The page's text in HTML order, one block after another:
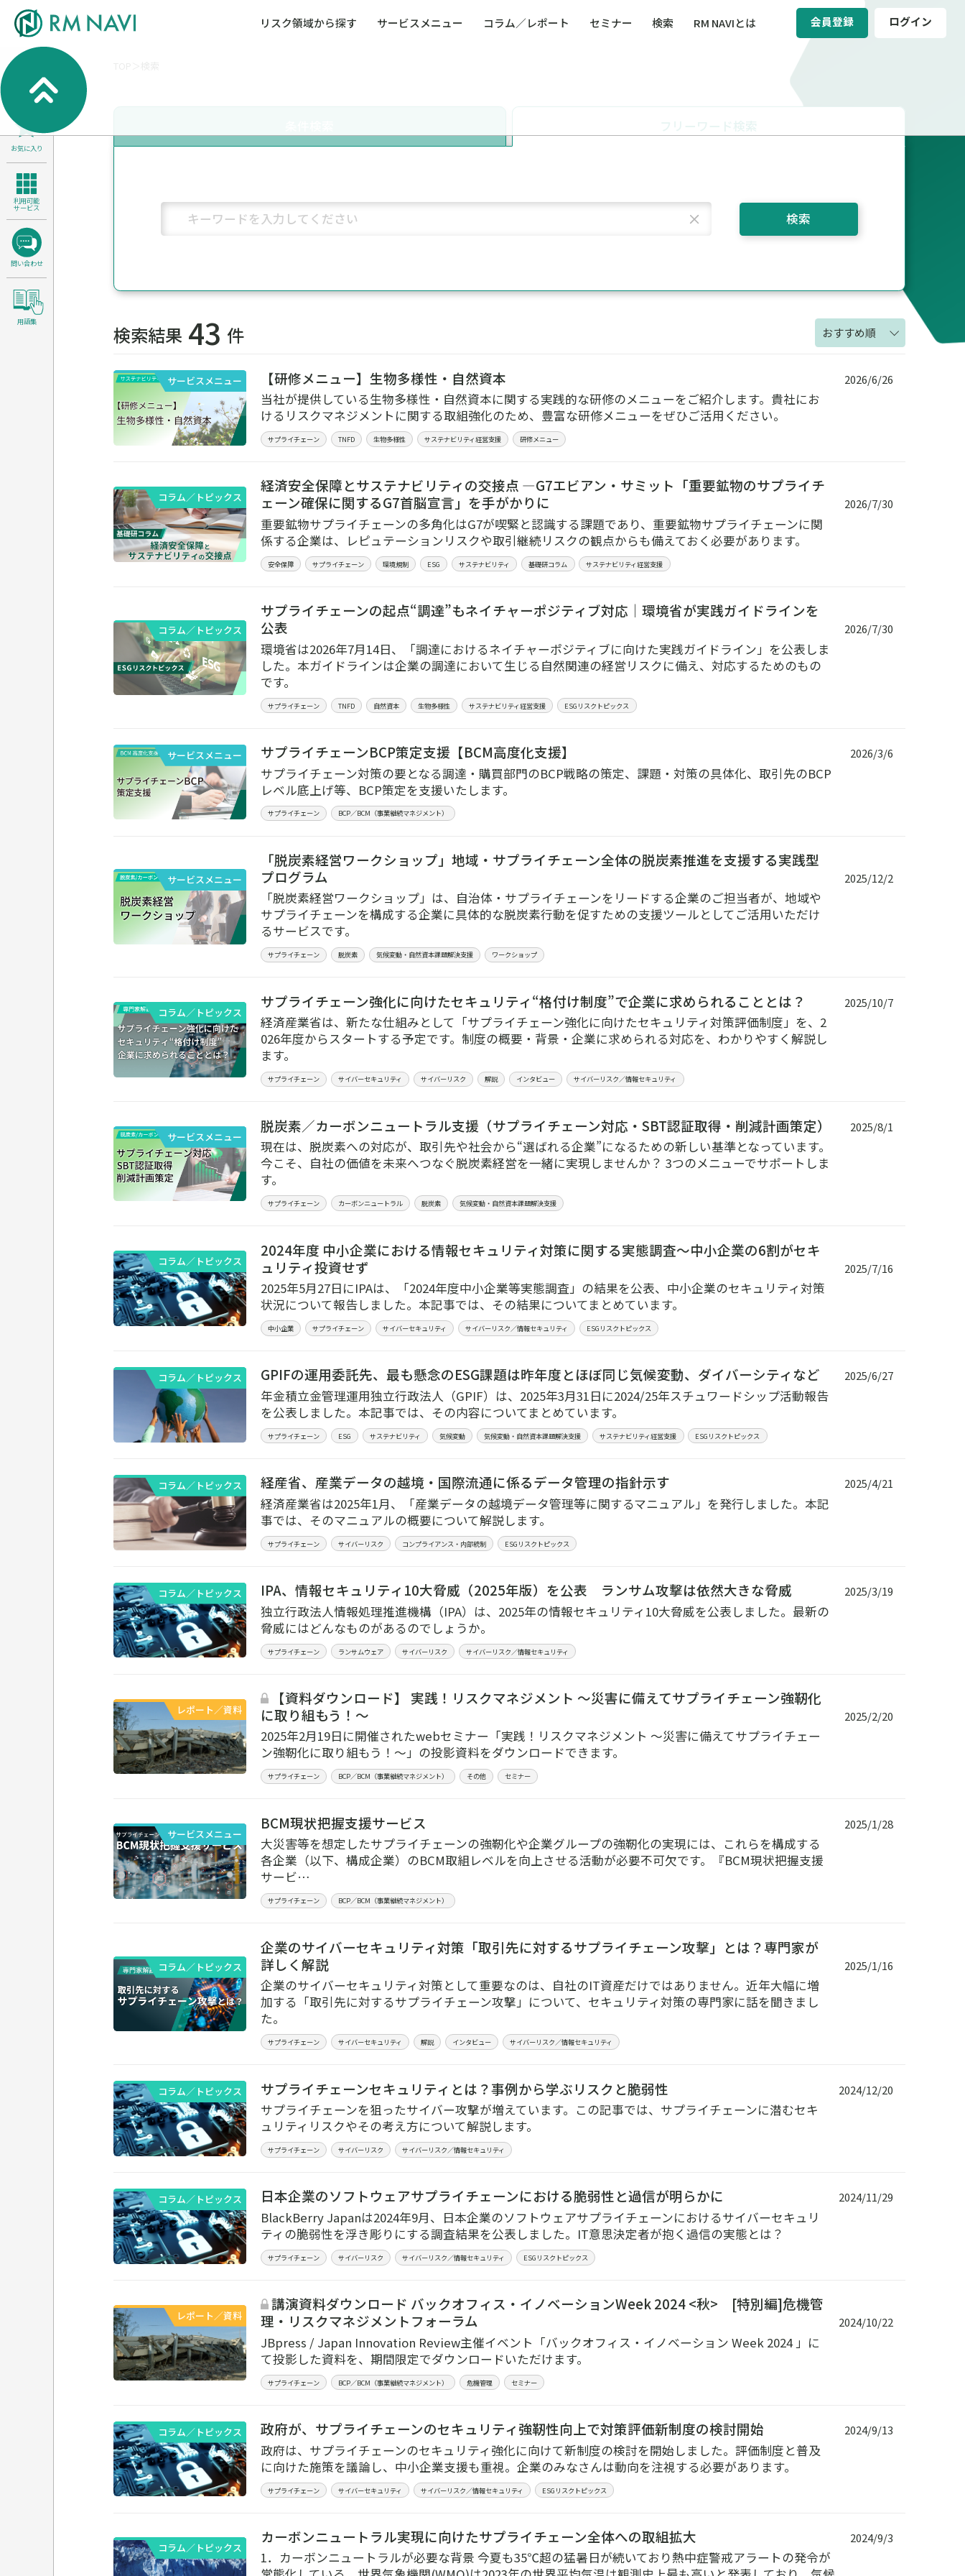
リスク領域から探す サービスメニュー コラム／レポート セミナー 検索 RM NAVIとは 会員登録 ログイン
サイバーリスク／情報セキュリティ
健康経営・人事・組織課題解決支援（含むメンモビリティ（運輸安全・次世代モビリティ）
サステナビリティ経営支援
人権・人的資本課題解決支援
安全文化醸成／労働安全衛生
検索
お気に入り
利用可能
サービス
問い合わせ
用語集
フリーワード検索
検索
検索結果 43 件 おすすめ順
サービスメニュー 【研修メニュー】生物多様性・自然資本
当社が提供している生物多様性・自然資本に関する実践的な研修のメニューをご紹介します。貴社にお
けるリスクマネジメントに関する取組強化のため、豊富な研修メニューをぜひご活用ください。
サプライチェーン TNFD 生物多様性 サステナビリティ経営支援 研修メニュー
2026/6/26
コラム／トピックス
経済安全保障とサステナビリティの交接点 ―G7エビアン・サミット「重要鉱物のサプライチ
ェーン確保に関するG7首脳宣言」を手がかりに
重要鉱物サプライチェーンの多角化はG7が喫緊と認識する課題であり、重要鉱物サプライチェーンに関
係する企業は、レピュテーションリスクや取引継続リスクの観点からも備えておく必要があります。
安全保障 サプライチェーン 環境規制 ESG サステナビリティ 基礎研コラム サステナビリティ経営支援
2026/7/30
コラム／トピックス
サプライチェーンの起点“調達”もネイチャーポジティブ対応｜環境省が実践ガイドラインを
公表
環境省は2026年7月14日、「調達におけるネイチャーポジティブに向けた実践ガイドライン」を公表しま
した。本ガイドラインは企業の調達において生じる自然関連の経営リスクに備え、対応するためのもの
です。
サプライチェーン TNFD 自然資本 生物多様性 サステナビリティ経営支援 ESGリスクトピックス
2026/7/30
サービスメニュー サプライチェーンBCP策定支援【BCM高度化支援】
サプライチェーン対策の要となる調達・購買部門のBCP戦略の策定、課題・対策の具体化、取引先のBCP
レベル底上げ等、BCP策定を支援いたします。
サプライチェーン BCP／BCM（事業継続マネジメント）
2026/3/6
サービスメニュー
「脱炭素経営ワークショップ」地域・サプライチェーン全体の脱炭素推進を支援する実践型
プログラム
「脱炭素経営ワークショップ」は、自治体・サプライチェーンをリードする企業のご担当者が、地域や
サプライチェーンを構成する企業に具体的な脱炭素行動を促すための支援ツールとしてご活用いただけ
るサービスです。
サプライチェーン 脱炭素 気候変動・自然資本課題解決支援 ワークショップ
2025/12/2
コラム／トピックス
サプライチェーン強化に向けたセキュリティ“格付け制度”で企業に求められることとは？
経済産業省は、新たな仕組みとして「サプライチェーン強化に向けたセキュリティ対策評価制度」を、2
026年度からスタートする予定です。制度の概要・背景・企業に求められる対応を、わかりやすく解説し
ます。
サプライチェーン サイバーセキュリティ サイバーリスク 解説 インタビュー サイバーリスク／情報セキュリティ
2025/10/7
サービスメニュー
脱炭素／カーボンニュートラル支援（サプライチェーン対応・SBT認証取得・削減計画策定）
現在は、脱炭素への対応が、取引先や社会から“選ばれる企業”になるための新しい基準となっています。
今こそ、自社の価値を未来へつなぐ脱炭素経営を一緒に実現しませんか？ 3つのメニューでサポートしま
す。
サプライチェーン カーボンニュートラル 脱炭素 気候変動・自然資本課題解決支援
2025/8/1
コラム／トピックス
2024年度 中小企業における情報セキュリティ対策に関する実態調査～中小企業の6割がセキ
ュリティ投資せず
2025年5月27日にIPAは、「2024年度中小企業等実態調査」の結果を公表、中小企業のセキュリティ対策
状況について報告しました。本記事では、その結果についてまとめています。
中小企業 サプライチェーン サイバーセキュリティ サイバーリスク／情報セキュリティ ESGリスクトピックス
2025/7/16
コラム／トピックス GPIFの運用委託先、最も懸念のESG課題は昨年度とほぼ同じ気候変動、ダイバーシティなど
年金積立金管理運用独立行政法人（GPIF）は、2025年3月31日に2024/25年スチュワードシップ活動報告
を公表しました。本記事では、その内容についてまとめています。
サプライチェーン ESG サステナビリティ 気候変動 気候変動・自然資本課題解決支援 サステナビリティ経営支援 ESGリスクトピックス
2025/6/27
コラム／トピックス 経産省、産業データの越境・国際流通に係るデータ管理の指針示す
経済産業省は2025年1月、「産業データの越境データ管理等に関するマニュアル」を発行しました。本記
事では、そのマニュアルの概要について解説します。
サプライチェーン サイバーリスク コンプライアンス・内部統制 ESGリスクトピックス
2025/4/21
コラム／トピックス IPA、情報セキュリティ10大脅威（2025年版）を公表 ランサム攻撃は依然大きな脅威
独立行政法人情報処理推進機構（IPA）は、2025年の情報セキュリティ10大脅威を公表しました。最新の
脅威にはどんなものがあるのでしょうか。
サプライチェーン ランサムウェア サイバーリスク サイバーリスク／情報セキュリティ
2025/3/19
レポート／資料
【資料ダウンロード】 実践！リスクマネジメント ～災害に備えてサプライチェーン強靭化
に取り組もう！～
2025年2月19日に開催されたwebセミナー「実践！リスクマネジメント ～災害に備えてサプライチェー
ン強靭化に取り組もう！～」の投影資料をダウンロードできます。
サプライチェーン BCP／BCM（事業継続マネジメント） その他 セミナー
2025/2/20
サービスメニュー
BCM現状把握支援サービス
大災害等を想定したサプライチェーンの強靭化や企業グループの強靭化の実現には、これらを構成する
各企業（以下、構成企業）のBCM取組レベルを向上させる活動が必要不可欠です。『BCM現状把握支援
サービ…
サプライチェーン BCP／BCM（事業継続マネジメント）
2025/1/28
コラム／トピックス
企業のサイバーセキュリティ対策「取引先に対するサプライチェーン攻撃」とは？専門家が
詳しく解説
企業のサイバーセキュリティ対策として重要なのは、自社のIT資産だけではありません。近年大幅に増
加する「取引先に対するサプライチェーン攻撃」について、セキュリティ対策の専門家に話を聞きまし
た。
サプライチェーン サイバーセキュリティ 解説 インタビュー サイバーリスク／情報セキュリティ
2025/1/16
コラム／トピックス サプライチェーンセキュリティとは？事例から学ぶリスクと脆弱性
サプライチェーンを狙ったサイバー攻撃が増えています。この記事では、サプライチェーンに潜むセキ
ュリティリスクやその考え方について解説します。
サプライチェーン サイバーリスク サイバーリスク／情報セキュリティ
2024/12/20
コラム／トピックス 日本企業のソフトウェアサプライチェーンにおける脆弱性と過信が明らかに
BlackBerry Japanは2024年9月、日本企業のソフトウェアサプライチェーンにおけるサイバーセキュリ
ティの脆弱性を浮き彫りにする調査結果を公表しました。IT意思決定者が抱く過信の実態とは？
サプライチェーン サイバーリスク サイバーリスク／情報セキュリティ ESGリスクトピックス
2024/11/29
レポート／資料
講演資料ダウンロード バックオフィス・イノベーションWeek 2024 <秋> [特別編]危機管
理・リスクマネジメントフォーラム
JBpress / Japan Innovation Review主催イベント「バックオフィス・イノベーション Week 2024 」に
て投影した資料を、期間限定でダウンロードいただけます。
サプライチェーン BCP／BCM（事業継続マネジメント） 危機管理 セミナー
2024/10/22
コラム／トピックス 政府が、サプライチェーンのセキュリティ強靭性向上で対策評価新制度の検討開始
政府は、サプライチェーンのセキュリティ強化に向けて新制度の検討を開始しました。評価制度と普及
に向けた施策を議論し、中小企業支援も重視。企業のみなさんは動向を注視する必要があります。
サプライチェーン サイバーセキュリティ サイバーリスク／情報セキュリティ ESGリスクトピックス
2024/9/13
コラム／トピックス
カーボンニュートラル実現に向けたサプライチェーン全体への取組拡大
1．カーボンニュートラルが必要な背景 今夏も35℃超の猛暑日が続いており熱中症警戒アラートの発令が
2024/9/3